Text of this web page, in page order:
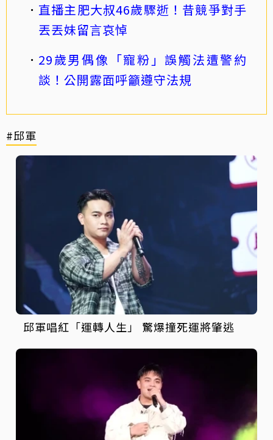
直播主肥大叔46歲驟逝！昔競爭對手
丟丟妹留言哀悼
29歲男偶像「寵粉」誤觸法遭警約
談！公開露面呼籲遵守法規
#邱軍
邱軍唱紅「運轉人生」 驚爆撞死運將肇逃